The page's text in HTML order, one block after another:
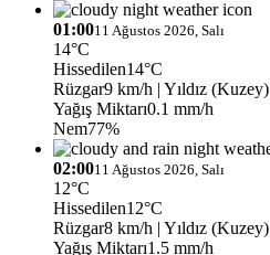
01:0011 Ağustos 2026, Salı
14°C
Hissedilen14°C
Rüzgar9 km/h | Yıldız (Kuzey)
Yağış Miktarı0.1 mm/h
Nem77%
02:0011 Ağustos 2026, Salı
12°C
Hissedilen12°C
Rüzgar8 km/h | Yıldız (Kuzey)
Yağış Miktarı1.5 mm/h